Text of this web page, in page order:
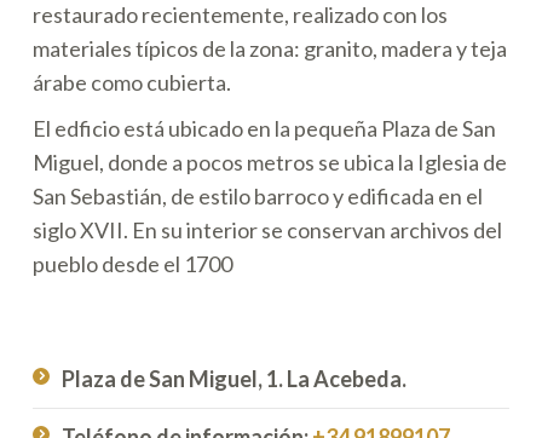
restaurado recientemente, realizado con los
materiales típicos de la zona: granito, madera y teja
árabe como cubierta.
El edficio está ubicado en la pequeña Plaza de San
Miguel, donde a pocos metros se ubica la Iglesia de
San Sebastián, de estilo barroco y edificada en el
siglo XVII. En su interior se conservan archivos del
pueblo desde el 1700
Plaza de San Miguel, 1. La Acebeda.